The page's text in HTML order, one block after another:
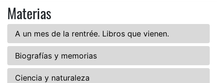
Materias
A un mes de la rentrée. Libros que vienen.
Biografías y memorias
Ciencia y naturaleza